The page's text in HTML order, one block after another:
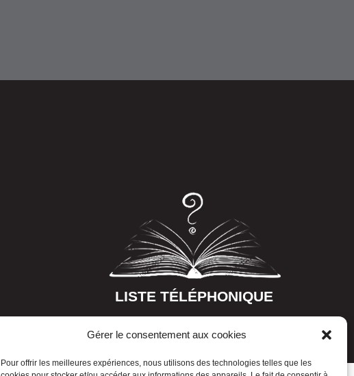
Gérer le consentement aux cookies
Pour offrir les meilleures expériences, nous utilisons des technologies telles que les
LISTE TÉLÉPHONIQUE